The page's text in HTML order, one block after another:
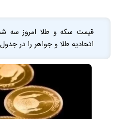
اتحادیه طلا و جواهر را در